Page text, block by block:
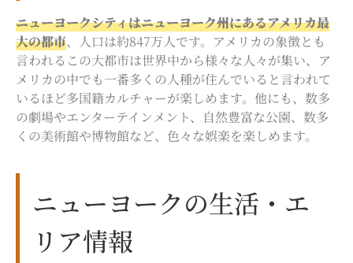
ニューヨークシティはニューヨーク州にあるアメリカ最
大の都市、人口は約847万人です。アメリカの象徴とも
言われるこの大都市は世界中から様々な人々が集い、ア
メリカの中でも一番多くの人種が住んでいると言われて
いるほど多国籍カルチャーが楽しめます。他にも、数多
の劇場やエンターテインメント、自然豊富な公園、数多
くの美術館や博物館など、色々な娯楽を楽しめます。
ニューヨークの生活・エ
リア情報